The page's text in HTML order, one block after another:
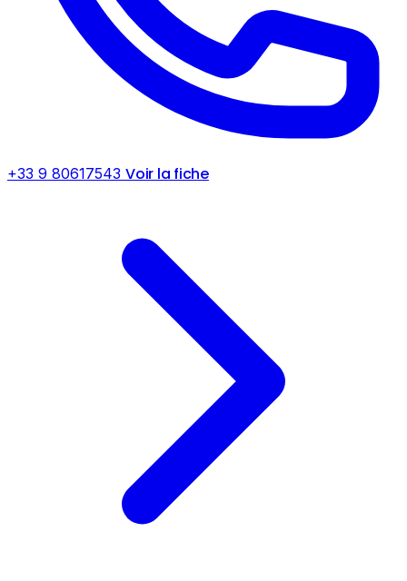
+33 9 80617543 Voir la fiche